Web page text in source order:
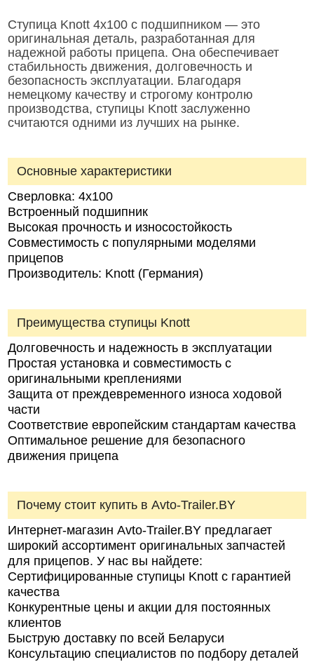
Ступица Knott 4х100 с подшипником — это
оригинальная деталь, разработанная для
надежной работы прицепа. Она обеспечивает
стабильность движения, долговечность и
безопасность эксплуатации. Благодаря
немецкому качеству и строгому контролю
производства, ступицы Knott заслуженно
считаются одними из лучших на рынке.
Основные характеристики
Сверловка: 4х100
Встроенный подшипник
Высокая прочность и износостойкость
Совместимость с популярными моделями
прицепов
Производитель: Knott (Германия)
Преимущества ступицы Knott
Долговечность и надежность в эксплуатации
Простая установка и совместимость с
оригинальными креплениями
Защита от преждевременного износа ходовой
части
Соответствие европейским стандартам качества
Оптимальное решение для безопасного
движения прицепа
Почему стоит купить в Avto‑Trailer.BY
Интернет‑магазин Avto‑Trailer.BY предлагает
широкий ассортимент оригинальных запчастей
для прицепов. У нас вы найдете:
Сертифицированные ступицы Knott с гарантией
качества
Конкурентные цены и акции для постоянных
клиентов
Быструю доставку по всей Беларуси
Консультацию специалистов по подбору деталей